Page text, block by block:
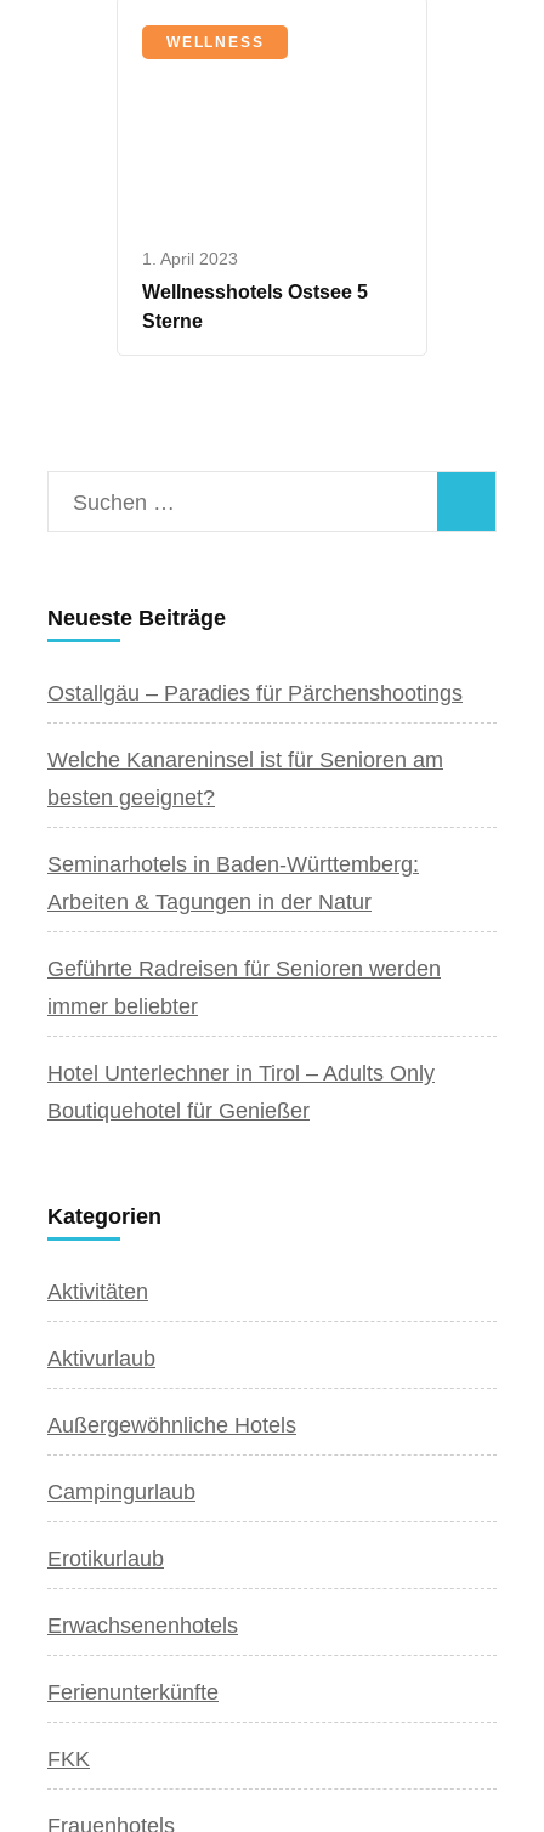
WELLNESS
1. April 2023
Wellnesshotels Ostsee 5
Sterne
Suchen
nach:
Neueste Beiträge
Ostallgäu – Paradies für Pärchenshootings
Welche Kanareninsel ist für Senioren am
besten geeignet?
Seminarhotels in Baden-Württemberg:
Arbeiten & Tagungen in der Natur
Geführte Radreisen für Senioren werden
immer beliebter
Hotel Unterlechner in Tirol – Adults Only
Boutiquehotel für Genießer
Kategorien
Aktivitäten
Aktivurlaub
Außergewöhnliche Hotels
Campingurlaub
Erotikurlaub
Erwachsenenhotels
Ferienunterkünfte
FKK
Frauenhotels